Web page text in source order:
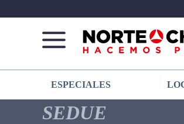
Norte
De
Chihuahua
Más
que
noticias,
hacemos periodismo
ESPECIALES
SEDUE